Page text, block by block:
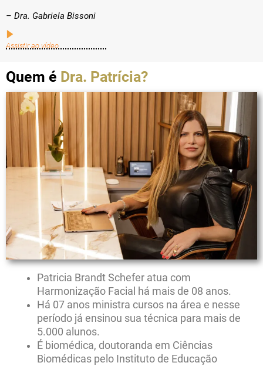
– Dra. Gabriela Bissoni
Assistir ao vídeo
Quem é Dra. Patrícia?
Patricia Brandt Schefer atua com
Harmonização Facial há mais de 08 anos.
Há 07 anos ministra cursos na área e nesse
período já ensinou sua técnica para mais de
5.000 alunos.
É biomédica, doutoranda em Ciências
Biomédicas pelo Instituto de Educação